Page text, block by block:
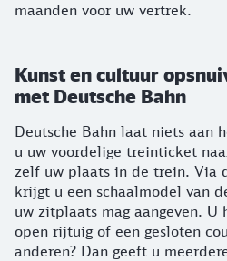
maanden voor uw vertrek.
Kunst en cultuur
met Deutsche Bahn
Deutsche Bahn laat niets aan
u uw voordelige treinticket
zelf uw plaats in de trein. Via
krijgt u een schaalmodel van
uw zitplaats mag aangeven.
open rijtuig of een gesloten
anderen? Dan geeft u